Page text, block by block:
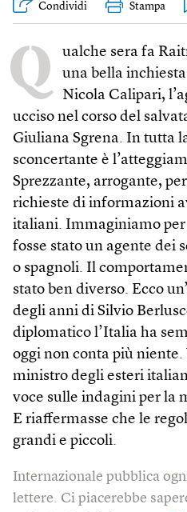
Condividi Stampa
Q ualche sera fa
una bella
Nicola Calipari,
ucciso nel corso del
Giuliana Sgrena. In tutta
sconcertante è
Sprezzante, arrogante,
richieste di informazioni
italiani. Immaginiamo
fosse stato un agente dei
o spagnoli. Il
stato ben diverso. Ecco
degli anni di Silvio
diplomatico l’Italia ha
oggi non conta più
ministro degli esteri
voce sulle indagini per la
E riaffermasse che le
grandi e piccoli.
Internazionale pubblica
lettere. Ci piacerebbe